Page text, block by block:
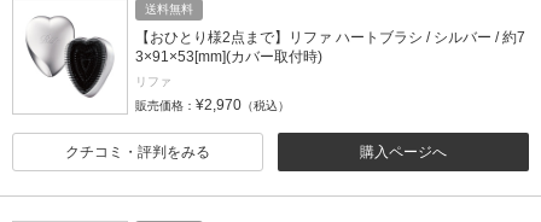
送料無料
【おひとり様2点まで】リファ ハートブラシ / シルバー / 約7
3×91×53[mm](カバー取付時)
リファ
販売価格： ¥2,970 （税込）
購入ページへ
クチコミ・評判をみる